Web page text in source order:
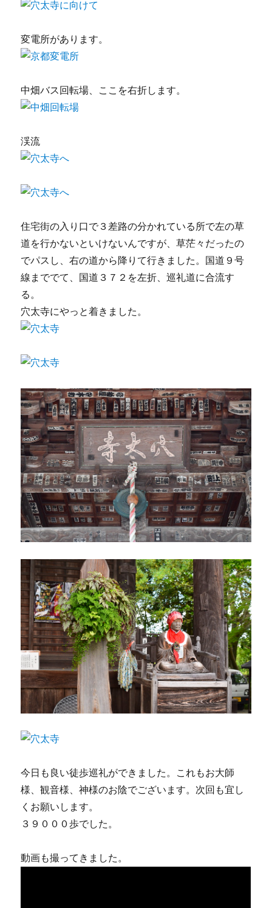
変電所があります。
中畑バス回転場、ここを右折します。
渓流
住宅街の入り口で３差路の分かれている所で左の草
道を行かないといけないんですが、草茫々だったの
でパスし、右の道から降りて行きました。国道９号
線まででて、国道３７２を左折、巡礼道に合流す
る。
穴太寺にやっと着きました。
今日も良い徒歩巡礼ができました。これもお大師
様、観音様、神様のお陰でございます。次回も宜し
くお願いします。
３９０００歩でした。
動画も撮ってきました。